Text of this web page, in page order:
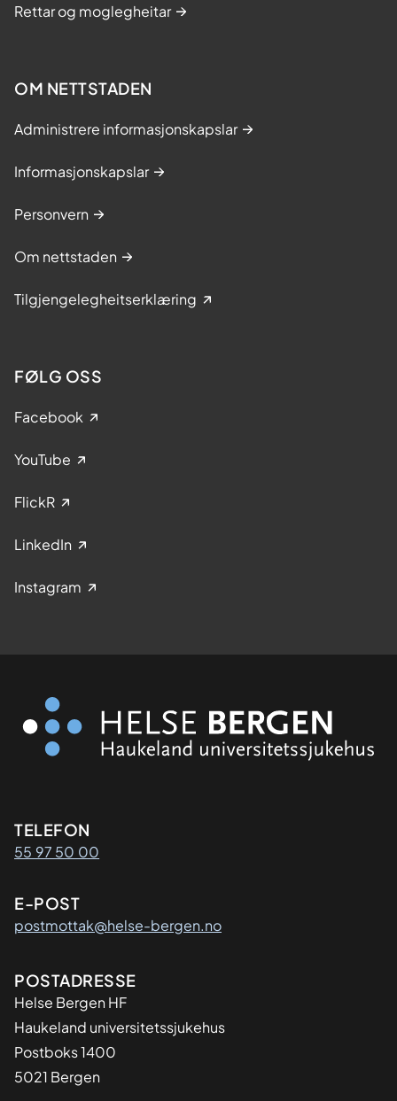
Rettar og moglegheitar
OM NETTSTADEN
Administrere informasjonskapslar
Informasjonskapslar
Personvern
Om nettstaden
Tilgjengelegheitserklæring
FØLG OSS
Facebook
YouTube
FlickR
LinkedIn
Instagram
Kontaktinformasjon
TELEFON
55 97 50 00
E-POST
postmottak@helse-bergen.no
Adresse
POSTADRESSE
Helse Bergen HF
Haukeland universitetssjukehus
Postboks 1400
5021 Bergen